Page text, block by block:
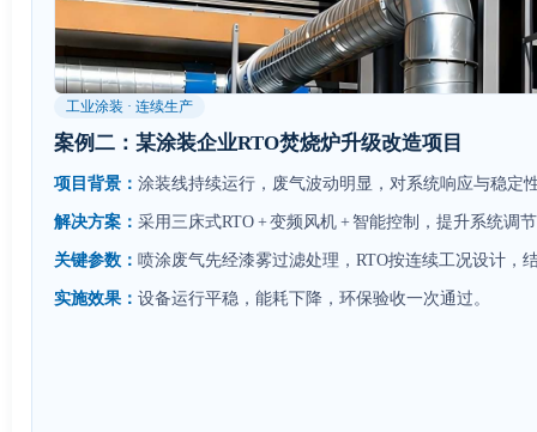
工业涂装 · 连续生产
案例二：某涂装企业RTO焚烧炉升级改造项目
项目背景： 涂装线持续运行，废气波动明显，对系统响应与稳定
解决方案： 采用三床式RTO + 变频风机 + 智能控制，提升系统调
关键参数： 喷涂废气先经漆雾过滤处理，RTO按连续工况设计，
实施效果： 设备运行平稳，能耗下降，环保验收一次通过。